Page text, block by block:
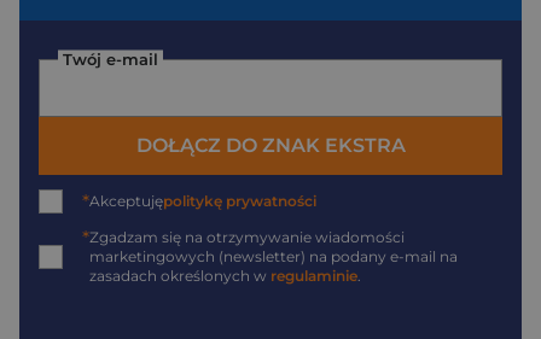
Twój e-mail
DOŁĄCZ DO ZNAK EKSTRA
*Akceptujępolitykę prywatności
*Zgadzam się na otrzymywanie wiadomości
marketingowych (newsletter) na podany e-mail na
zasadach określonych w regulaminie